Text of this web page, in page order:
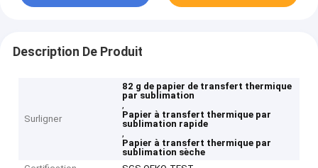
Description De Produit
Surligner
82 g de papier de transfert thermique
par sublimation
,
Papier à transfert thermique par
sublimation rapide
,
Papier à transfert thermique par
sublimation sèche